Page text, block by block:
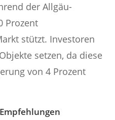
der Allgäu-
Prozent
stützt. Investoren
setzen, da diese
von 4 Prozent